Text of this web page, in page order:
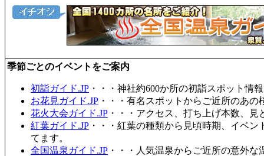
季節ごとのイベントをご案内
初詣ガイド.JP ・・・神社約600か所の初詣スポット情
お花見ガイド.JP ・・・有名スポットからご近所のあ
花火大会ガイド.JP ・・・アクセス、打ち上げ本数、
紅葉ガイド.JP ・・・紅葉の種類から見頃時期、イベ
てます。
全国温泉ガイド.JP ・・・人気温泉からご近所の意外